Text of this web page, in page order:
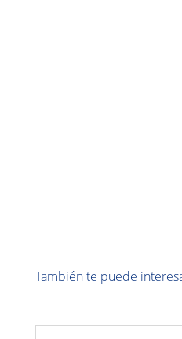
También te puede